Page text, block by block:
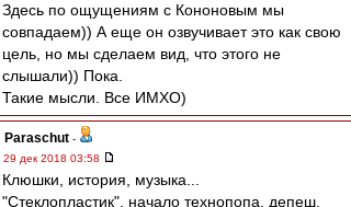
Здесь по ощущениям с Кононовым мы
совпадаем)) А еще он озвучивает это как свою
цель, но мы сделаем вид, что этого не
слышали)) Пока.
Такие мысли. Все ИМХО)
Paraschut -
29 дек 2018 03:58
Клюшки, история, музыка...
"Стеклопластик", начало технопопа, депеш,